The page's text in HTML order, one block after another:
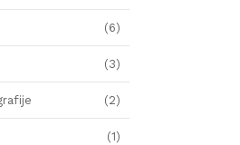
(6)
(3)
(2)
(1)